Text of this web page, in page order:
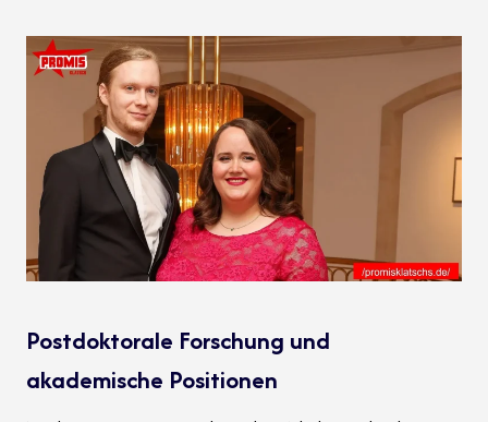
Postdoktorale Forschung und
akademische Positionen